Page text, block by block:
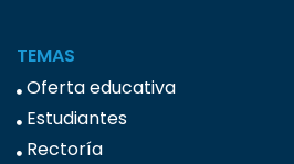
TEMAS
Oferta educativa
Estudiantes
Rectoría